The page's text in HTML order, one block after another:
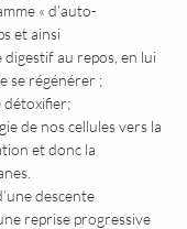
« d’auto-
et ainsi
au repos, en lui
se régénérer ;
détoxifier;
de nos cellules vers la
et donc la
descente
reprise progressive